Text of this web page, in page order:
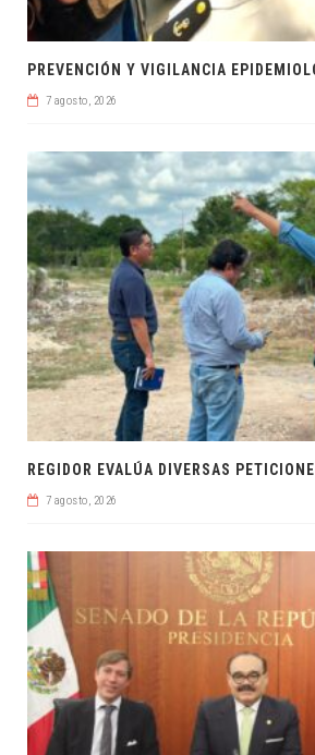
PREVENCIÓN Y VIGILANCIA
7 agosto, 2026
REGIDOR EVALÚA DIVERSAS
7 agosto, 2026